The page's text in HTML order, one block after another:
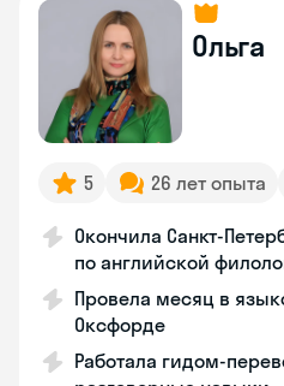
Ольга
5 26 лет опыта
Окончила Санкт-
по английской
Провела месяц в
Оксфорде
Работала гидом-